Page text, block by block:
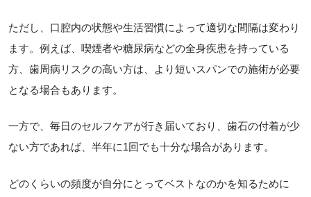
ただし、口腔内の状態や生活習慣によって適切な間隔は変わり
ます。例えば、喫煙者や糖尿病などの全身疾患を持っている
方、歯周病リスクの高い方は、より短いスパンでの施術が必要
となる場合もあります。
一方で、毎日のセルフケアが行き届いており、歯石の付着が少
ない方であれば、半年に1回でも十分な場合があります。
どのくらいの頻度が自分にとってベストなのかを知るために